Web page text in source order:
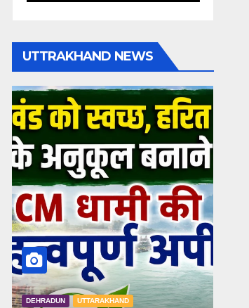
UTTRAKHAND NEWS
DEHRADUN UTTARAKHAND